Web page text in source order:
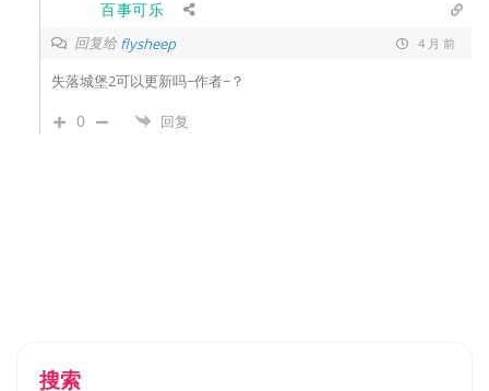
百事可乐
回复给flysheep 4 月 前
失落城堡2可以更新吗~作者~？
0 回复
搜索